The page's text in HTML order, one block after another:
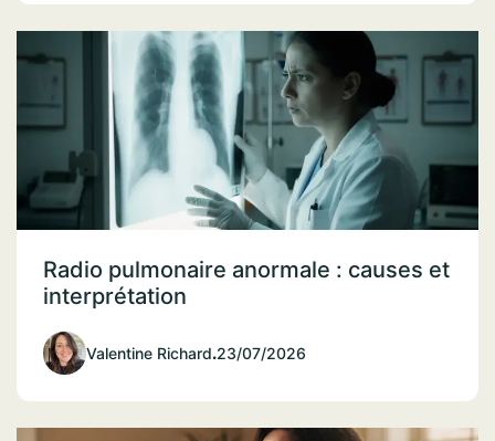
Radio pulmonaire anormale : causes et
interprétation
Valentine Richard.23/07/2026